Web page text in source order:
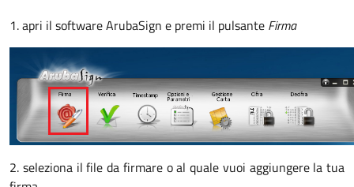
1. apri il software ArubaSign e premi il pulsante Firma
2. seleziona il file da firmare o al quale vuoi aggiungere la tua